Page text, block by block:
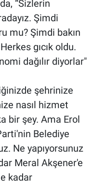
“Sizlerin
Şimdi
mu? Şimdi bakın
gıcık oldu.
dağılır diyorlar"
şehrinize
nasıl hizmet
bir şey. Ama Erol
Belediye
Ne yapıyorsunuz
Meral Akşener'e
kadar